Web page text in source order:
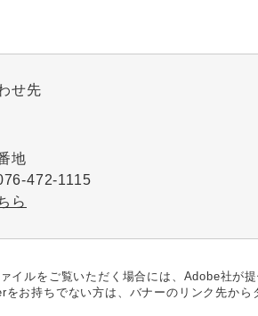
せ先
地
472-1115
ら
イルをご覧いただく場合には、Adobe社が
をお持ちでない方は、バナーのリンク先から